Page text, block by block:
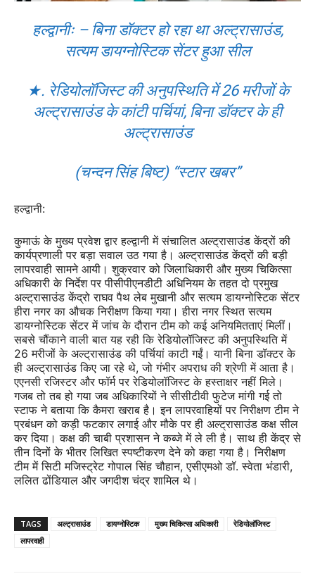
हल्द्वानीः – बिना डॉक्टर हो रहा था अल्ट्रासाउंड,
सत्यम डायग्नोस्टिक सेंटर हुआ सील
★. रेडियोलॉजिस्ट की अनुपस्थिति में 26 मरीजों के
अल्ट्रासाउंड के कांटी पर्चियां, बिना डॉक्टर के ही
अल्ट्रासाउंड
(चन्दन सिंह बिष्ट) “स्टार खबर”
हल्द्वानी:
कुमाऊं के मुख्य प्रवेश द्वार हल्द्वानी में संचालित अल्ट्रासाउंड केंद्रों की
कार्यप्रणाली पर बड़ा सवाल उठ गया है। अल्ट्रासाउंड केंद्रों की बड़ी
लापरवाही सामने आयी। शुक्रवार को जिलाधिकारी और मुख्य चिकित्सा
अधिकारी के निर्देश पर पीसीपीएनडीटी अधिनियम के तहत दो प्रमुख
अल्ट्रासाउंड केंद्रो राघव पैथ लेब मुखानी और सत्यम डायग्नोस्टिक सेंटर
हीरा नगर का औचक निरीक्षण किया गया। हीरा नगर स्थित सत्यम
डायग्नोस्टिक सेंटर में जांच के दौरान टीम को कई अनियमितताएं मिलीं।
सबसे चौंकाने वाली बात यह रही कि रेडियोलॉजिस्ट की अनुपस्थिति में
26 मरीजों के अल्ट्रासाउंड की पर्चियां काटी गईं। यानी बिना डॉक्टर के
ही अल्ट्रासाउंड किए जा रहे थे, जो गंभीर अपराध की श्रेणी में आता है।
एएनसी रजिस्टर और फॉर्म पर रेडियोलॉजिस्ट के हस्ताक्षर नहीं मिले।
गजब तो तब हो गया जब अधिकारियों ने सीसीटीवी फुटेज मांगी गई तो
स्टाफ ने बताया कि कैमरा खराब है। इन लापरवाहियों पर निरीक्षण टीम ने
प्रबंधन को कड़ी फटकार लगाई और मौके पर ही अल्ट्रासाउंड कक्ष सील
कर दिया। कक्ष की चाबी प्रशासन ने कब्जे में ले ली है। साथ ही केंद्र से
तीन दिनों के भीतर लिखित स्पष्टीकरण देने को कहा गया है। निरीक्षण
टीम में सिटी मजिस्ट्रेट गोपाल सिंह चौहान, एसीएमओ डॉ. स्वेता भंडारी,
ललित ढोंडियाल और जगदीश चंद्र शामिल थे।
TAGS अल्ट्रासाउंड डायग्नोस्टिक मुख्य चिकित्सा अधिकारी
रेडियोलॉजिस्ट
लापरवाही